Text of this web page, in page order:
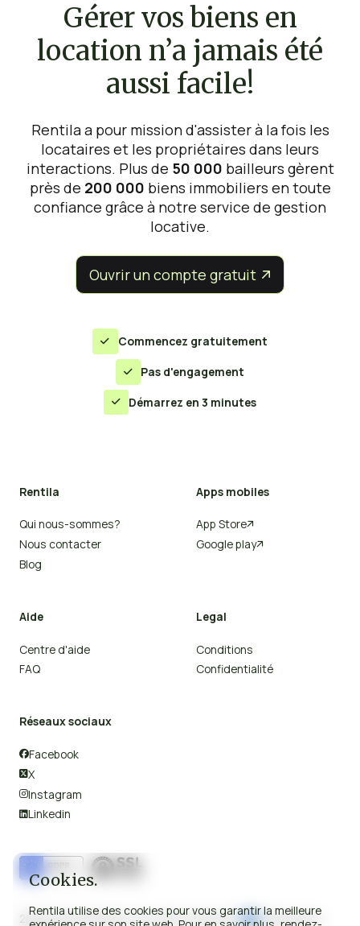
Cookies.
Rentila utilise des cookies pour vous garantir la meilleure
Gérer vos biens en
location n’a jamais été
aussi facile!
Rentila a pour mission d'assister à la fois les
locataires et les propriétaires dans leurs
interactions. Plus de 50 000 bailleurs gèrent
près de 200 000 biens immobiliers en toute
confiance grâce à notre service de gestion
locative.
Ouvrir un compte gratuit 
 Commencez gratuitement
 Pas d'engagement
 Démarrez en 3 minutes
Rentila
Qui nous-sommes?
Nous contacter
Blog
Apps mobiles
App Store
Google play
Aide
Centre d'aide
FAQ
Legal
Conditions
Confidentialité
Réseaux sociaux
Facebook
X
Instagram
Linkedin
2008-2026 © Rentila Tous droits réservés. Fabriqué en